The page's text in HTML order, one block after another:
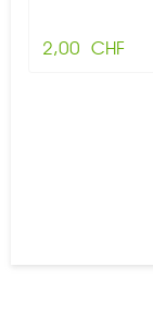
2,00 CHF